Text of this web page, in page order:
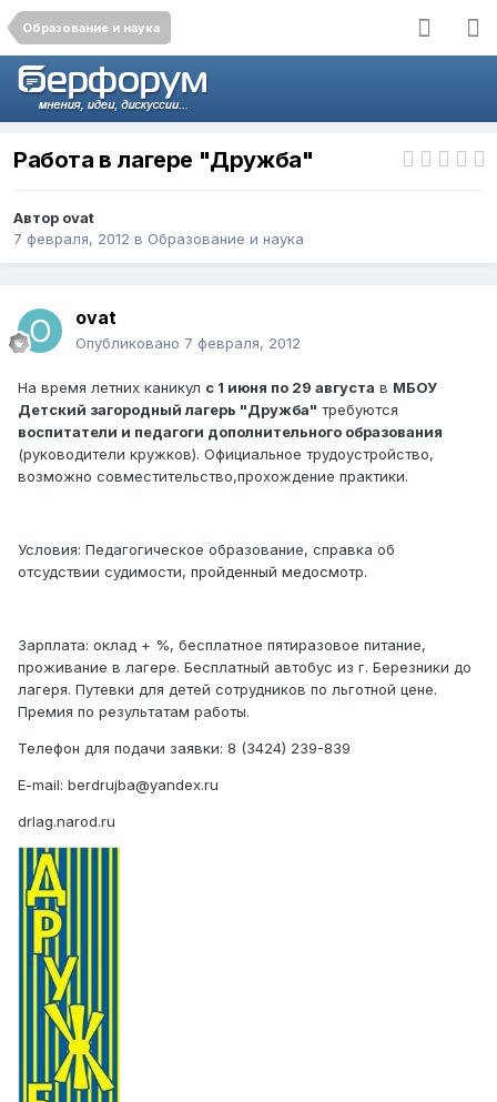
Образование и наука
Работа в лагере "Дружба"
Автор ovat
7 февраля, 2012 в Образование и наука
ovat
Опубликовано 7 февраля, 2012
На время летних каникул с 1 июня по 29 августа в МБОУ
Детский загородный лагерь "Дружба" требуются
воспитатели и педагоги дополнительного образования
(руководители кружков). Официальное трудоустройство,
возможно совместительство,прохождение практики.
Условия: Педагогическое образование, справка об
отсудствии судимости, пройденный медосмотр.
Зарплата: оклад + %, бесплатное пятиразовое питание,
проживание в лагере. Бесплатный автобус из г. Березники до
лагеря. Путевки для детей сотрудников по льготной цене.
Премия по результатам работы.
Телефон для подачи заявки: 8 (3424) 239-839
E-mail: berdrujba@yandex.ru
drlag.narod.ru